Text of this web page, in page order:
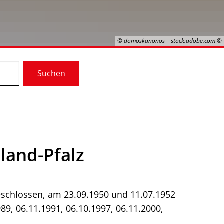
© domoskanonos – stock.adobe.com
Suchen
Pfalz
am 23.09.1950 und 11.07.1952
06.11.1991, 06.10.1997, 06.11.2000,